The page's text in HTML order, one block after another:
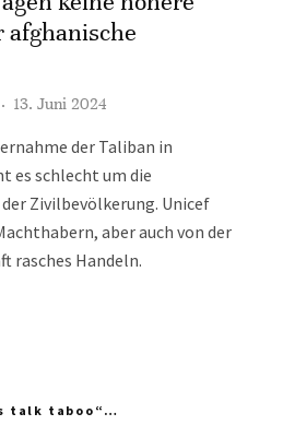
· 13. Juni 2024
der Taliban in
es schlecht um die
Zivilbevölkerung. Unicef
aber auch von der
rasches Handeln.
talk taboo“…